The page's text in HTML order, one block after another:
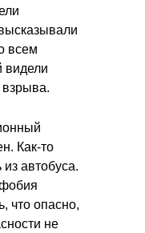
всем
видели
взрыва.
Как-то
автобуса.
что опасно,
не